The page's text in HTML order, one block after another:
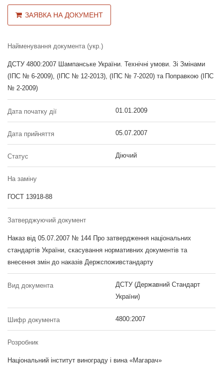
ЗАЯВКА НА ДОКУМЕНТ
Найменування документа (укр.)
ДСТУ 4800:2007 Шампанське України. Технічні умови. Зі Змінами
(ІПС № 6-2009), (ІПС № 12-2013), (ІПС № 7-2020) та Поправкою (ІПС
№ 2-2009)
Дата початку дії 01.01.2009
Дата прийняття 05.07.2007
Статус Діючий
На заміну
ГОСТ 13918-88
Затверджуючий документ
Наказ від 05.07.2007 № 144 Про затвердження національних
стандартів України, скасування нормативних документів та
внесення змін до наказів Держспоживстандарту
Вид документа
ДСТУ (Державний Стандарт
України)
Шифр документа 4800:2007
Розробник
Національний інститут винограду і вина «Магарач»